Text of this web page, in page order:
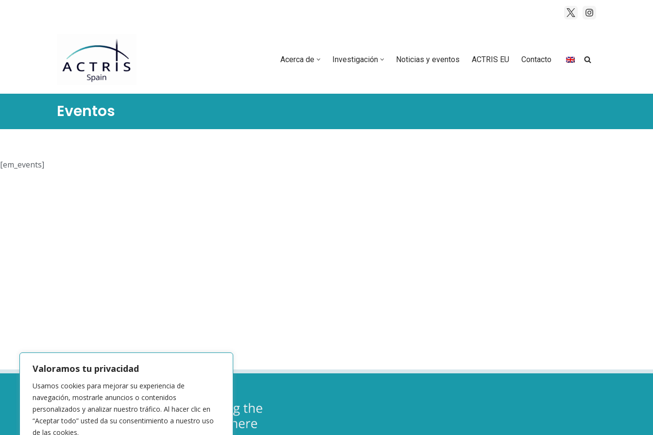
Valoramos tu privacidad
Usamos cookies para mejorar su experiencia de
navegación, mostrarle anuncios o contenidos
personalizados y analizar nuestro tráfico. Al hacer clic en
“Aceptar todo” usted da su consentimiento a nuestro uso
de las cookies.
Acerca de Investigación Noticias y eventos ACTRIS EU Contacto
Eventos
[em_events]